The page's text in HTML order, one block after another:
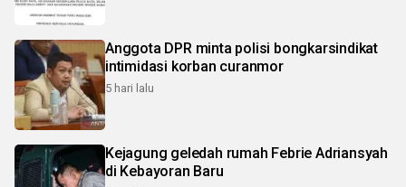
Anggota DPR minta polisi bongkarsindikat
intimidasi korban curanmor
5 hari lalu
Kejagung geledah rumah Febrie Adriansyah
di Kebayoran Baru